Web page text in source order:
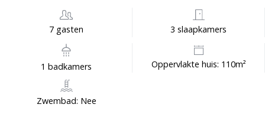
7 gasten 3 slaapkamers
1 badkamers Oppervlakte huis: 110m²
Zwembad: Nee